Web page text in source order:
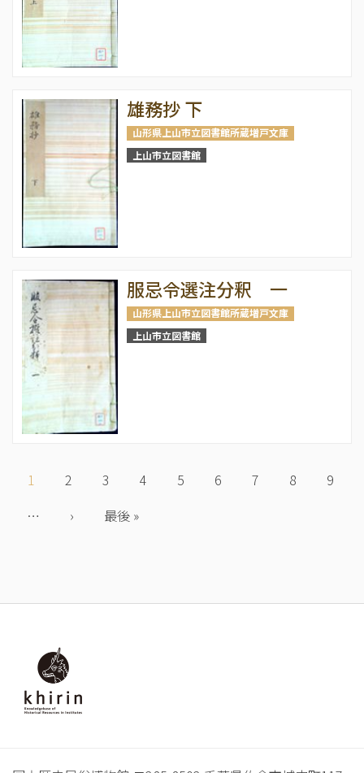
雄務抄 下
山形県上山市立図書館所蔵増戸文庫
上山市立図書館
服忌令選注分釈 一
山形県上山市立図書館所蔵増戸文庫
上山市立図書館
カ
ン
1 Page
2 Page
3 Page
4 Page
5 Page
6 Page
7 Page
8 Page
9
…
次›
最
最後 »